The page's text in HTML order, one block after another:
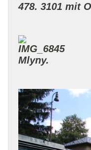
478. 3101 mit
Mlyny.